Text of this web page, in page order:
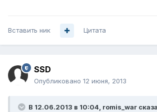
Вставить ник Цитата
SSD
Опубликовано 12 июня, 2013
В 12.06.2013 в 10:04, romis_war